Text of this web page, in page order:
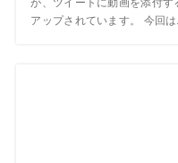
が、ツイートに動画を添付す
アップされています。 今回は